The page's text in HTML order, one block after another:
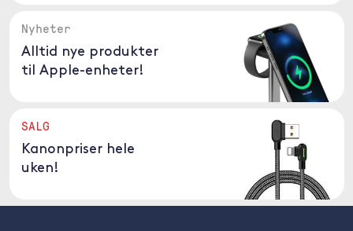
Nyheter
Alltid nye produkter
til Apple-enheter!
SALG
Kanonpriser hele
uken!